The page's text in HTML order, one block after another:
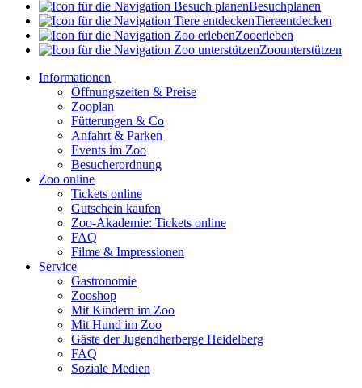
Besuchplanen
Tiereentdecken
Zooerleben
Zoounterstützen
Informationen
Öffnungszeiten & Preise
Zooplan
Fütterungen & Co
Anfahrt & Parken
Events im Zoo
Besucherordnung
Zoo online
Tickets online
Gutschein kaufen
Zoo-Akademie: Tickets online
FAQ
Filme & Impressionen
Service
Gastronomie
Zooshop
Mit Kindern im Zoo
Mit Hund im Zoo
Gäste der Jugendherberge Heidelberg
FAQ
Soziale Medien